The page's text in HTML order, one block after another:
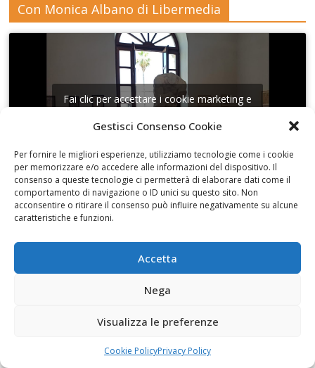
Gestisci Consenso Cookie
Per fornire le migliori esperienze, utilizziamo tecnologie come i cookie
per memorizzare e/o accedere alle informazioni del dispositivo. Il
consenso a queste tecnologie ci permetterà di elaborare dati come il
comportamento di navigazione o ID unici su questo sito. Non
acconsentire o ritirare il consenso può influire negativamente su alcune
caratteristiche e funzioni.
Accetta
Nega
Visualizza le preferenze
Cookie PolicyPrivacy Policy
Con Monica Albano di Libermedia
Fai clic per accettare i cookie marketing e
Conversando in Sala Dante con Assuntina
Fai clic per accettare i cookie marketing e